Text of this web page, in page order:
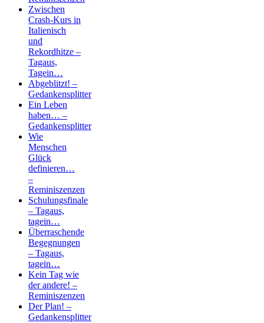
Zwischen
Crash-Kurs in
Italienisch
und
Rekordhitze –
Tagaus,
Tagein…
Abgeblitzt! –
Gedankensplitter
Ein Leben
haben… –
Gedankensplitter
Wie
Menschen
Glück
definieren…
–
Reminiszenzen
Schulungsfinale
– Tagaus,
tagein…
Überraschende
Begegnungen
– Tagaus,
tagein…
Kein Tag wie
der andere! –
Reminiszenzen
Der Plan! –
Gedankensplitter